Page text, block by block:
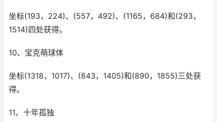
坐标(193，224)、(557，492)、(1165，684)和(293，
1514)四处获得。
10、宝克萌球体
坐标(1318，1017)、(843，1405)和(890，1855)三处获
得。
11、十年孤独